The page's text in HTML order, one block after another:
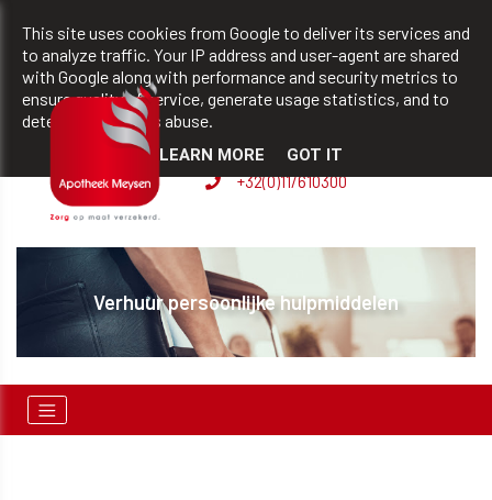
team@apotheekmeysen.be +32(0)11/610300
BVBA apotheek Patrick
Meysen
+32(0)11/610300
Verhuur persoonlijke hulpmiddelen
This site uses cookies from Google to deliver its services and
to analyze traffic. Your IP address and user-agent are shared
with Google along with performance and security metrics to
ensure quality of service, generate usage statistics, and to
detect and address abuse.
LEARN MORE GOT IT